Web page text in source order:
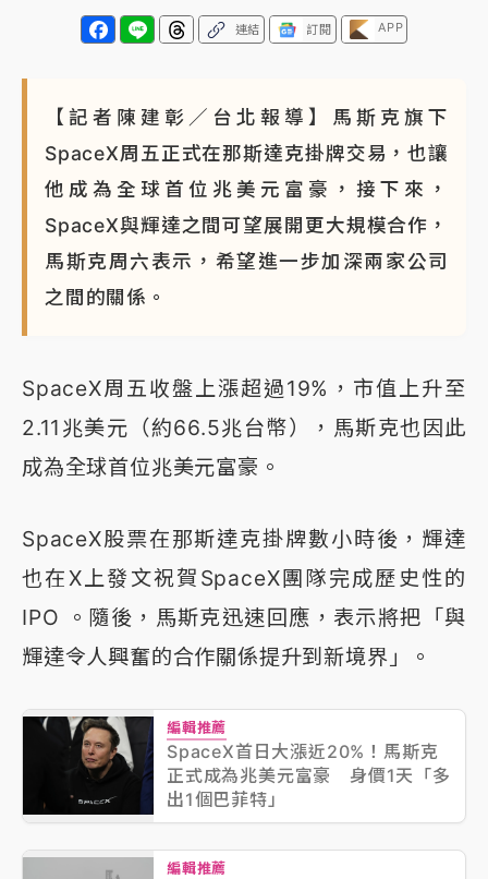
連結 訂閱 APP
【記者陳建彰／台北報導】馬斯克旗下
SpaceX周五正式在那斯達克掛牌交易，也讓
他成為全球首位兆美元富豪，接下來，
SpaceX與輝達之間可望展開更大規模合作，
馬斯克周六表示，希望進一步加深兩家公司
之間的關係。
SpaceX周五收盤上漲超過19%，市值上升至
2.11兆美元（約66.5兆台幣），馬斯克也因此
成為全球首位兆美元富豪。
SpaceX股票在那斯達克掛牌數小時後，輝達
也在X上發文祝賀SpaceX團隊完成歷史性的
IPO 。隨後，馬斯克迅速回應，表示將把「與
輝達令人興奮的合作關係提升到新境界」。
編輯推薦
SpaceX首日大漲近20%！馬斯克
正式成為兆美元富豪 身價1天「多
出1個巴菲特」
編輯推薦